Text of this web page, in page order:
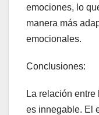
emociones, lo
manera más
emocionales.
Conclusiones:
La relación entre
es innegable. El